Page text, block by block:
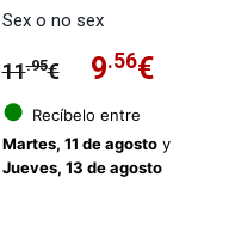
Sex o no sex
11.95€
El
precio
original
9.56€El
actual
● Recíbelo entre
Martes, 11 de agostoy
Jueves, 13 de agosto